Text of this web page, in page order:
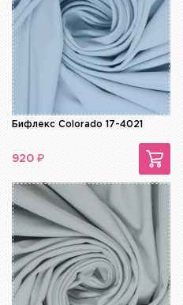
Бифлекс Colorado 17-4021
920 ₽